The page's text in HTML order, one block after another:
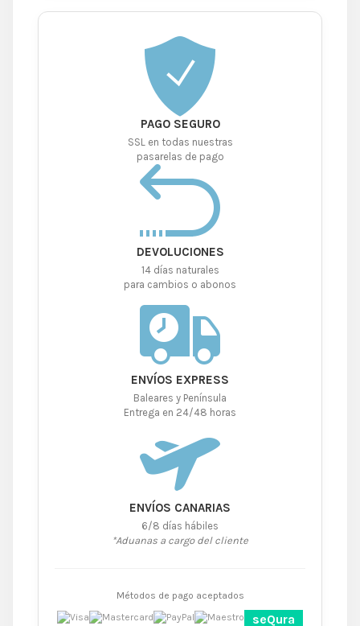
PAGO SEGURO
SSL en todas nuestras
pasarelas de pago
DEVOLUCIONES
14 días naturales
para cambios o abonos
ENVÍOS EXPRESS
Baleares y Península
Entrega en 24/48 horas
ENVÍOS CANARIAS
6/8 días hábiles
*Aduanas a cargo del cliente
Métodos de pago aceptados
seQura